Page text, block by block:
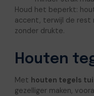
Houd het beperkt:
accent, terwijl de rest
zonder drukte.
Houten
Met houten tegels
gezelliger maken,